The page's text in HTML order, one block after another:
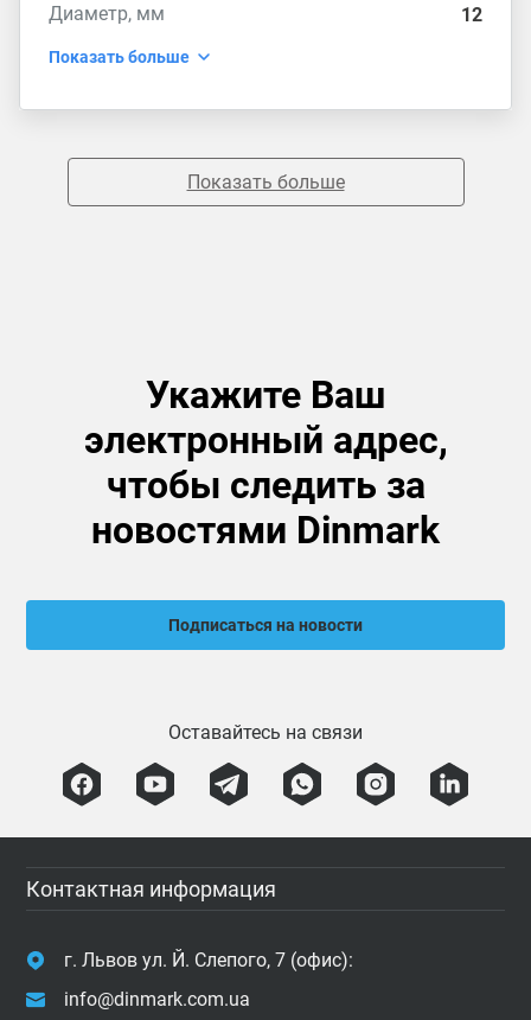
Диаметр, мм
12
Показать больше
Показать больше
Укажите Ваш
электронный адрес,
чтобы следить за
новостями Dinmark
Подписаться на новости
Оставайтесь на связи
Контактная информация
г. Львов ул. Й. Слепого, 7 (офис):
info@dinmark.com.ua